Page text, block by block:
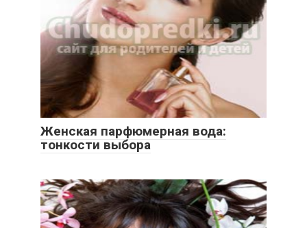
Женская парфюмерная вода:
тонкости выбора